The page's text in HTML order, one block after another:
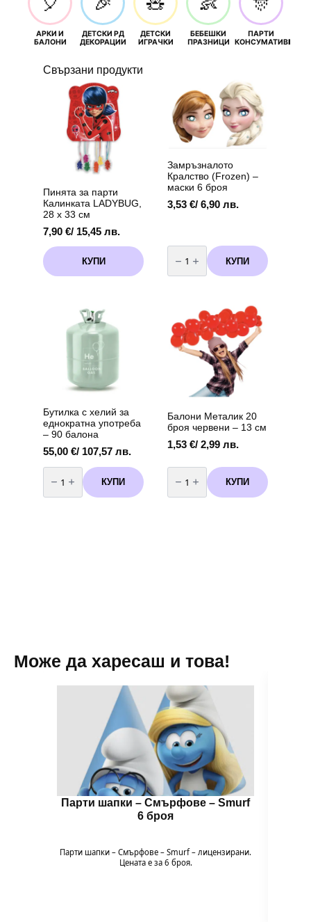
АРКИ И
БАЛОНИ
ДЕТСКИ РД
ДЕКОРАЦИИ
ДЕТСКИ
ИГРАЧКИ
БЕБЕШКИ
ПРАЗНИЦИ
ПАРТИ
КОНСУМАТИВИ
Свързани продукти
Пинята за парти
Калинката LADYBUG,
28 х 33 см
7,90 €/ 15,45 лв.
КУПИ
Замръзналото
Кралство (Frozen) –
маски 6 броя
3,53 €/ 6,90 лв.
количество
за
Замръзналото
Кралство
броя
КУПИ
Бутилка с хелий за
еднократна употреба
– 90 балона
55,00 €/ 107,57 лв.
количество
за
Бутилка
с
КУПИ
Балони Металик 20
броя червени – 13 см
1,53 €/ 2,99 лв.
количество
за
Балони
Металик
КУПИ
Може да харесаш и това!
Парти шапки – Смърфoве – Smurf
6 броя
Парти шапки – Смърфoве – Smurf – лицензирани.
Цената е за 6 броя.